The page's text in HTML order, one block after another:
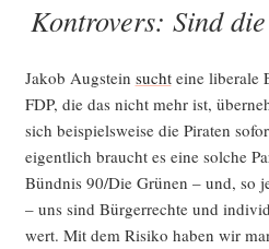
Gren­
des
(poli­
tisch)
Gestalt­
ba­
ren“
Kontrovers: Sind
Jakob Aug­stein suchteine libe­ra­le
FDP, die das nicht mehr ist,
sich bei­spiels­wei­se die Pira­ten
eigent­lich braucht es eine sol­che
Bünd­nis 90/Die Grü­nen – und, so
– uns sind Bür­ger­rech­te und
wert. Mit dem Risi­ko haben wir